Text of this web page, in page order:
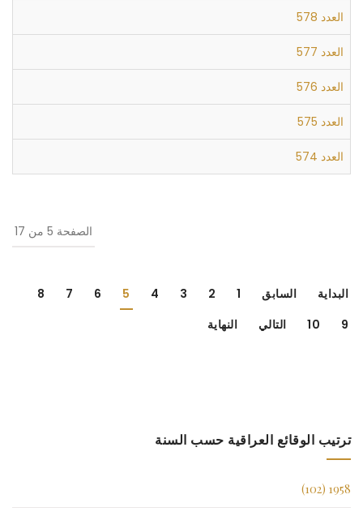
العدد 578
العدد 577
العدد 576
العدد 575
العدد 574
الصفحة 5 من 17
البداية السابق 1
2
3
4
5
6
7
8
9
10 التالي النهاية
ترتيب الوقائع العراقية حسب السنة
1958 (102)